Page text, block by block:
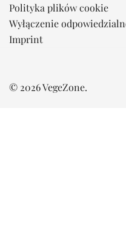
Polityka plików cookie
Wyłączenie
Imprint
© 2026 VegeZone.